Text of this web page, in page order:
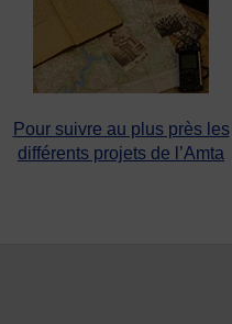
Pour suivre au plus près les
différents projets de l’Amta